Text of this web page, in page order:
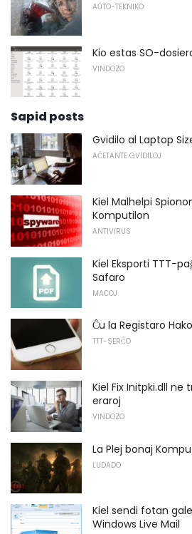
AŬTO-TEKNIKO
Kio estas SO-
VINDOZO
Sapid posts
Gvidilo al Laptop
AĈETANTE GVIDILOJ
Kiel Malhelpi
Komputilon
ANTIVIRUS
Kiel Eksporti TTT-
Safaro
MACOJ
Ĉu la Registaro
TTT-SERĈO
Kiel Fix Initpki.dll
eraroj
VINDOZO
La Plej bonaj
LUDADO
Kiel sendi fotan
Windows Live Mail